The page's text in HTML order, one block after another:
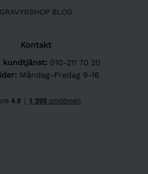
GRAVYRSHOP BLOG
Kontakt
kundtjänst: 010-211 70 20
Måndag-Fredag 9-16